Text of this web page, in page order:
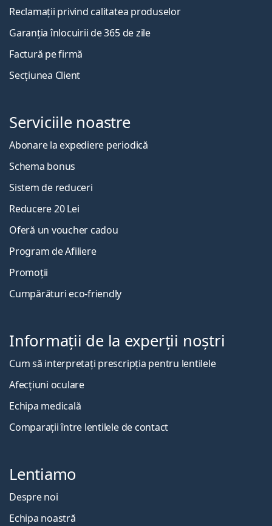
Reclamații privind calitatea produselor
Garanția înlocuirii de 365 de zile
Factură pe firmă
Secțiunea Client
Serviciile noastre
Abonare la expediere periodică
Schema bonus
Sistem de reduceri
Reducere 20 Lei
Oferă un voucher cadou
Program de Afiliere
Promoții
Cumpărături eco-friendly
Informații de la experții noștri
Cum să interpretați prescripția pentru lentilele
Afecțiuni oculare
Echipa medicală
Comparații între lentilele de contact
Lentiamo
Despre noi
Echipa noastră